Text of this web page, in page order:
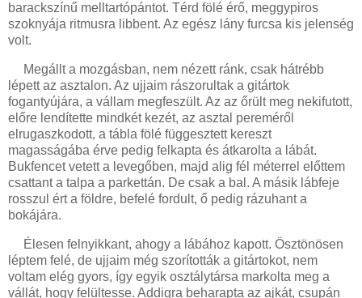
barackszínű melltartópántot. Térd fölé érő, meggypiros
szoknyája ritmusra libbent. Az egész lány furcsa kis jelenség
volt.
Megállt a mozgásban, nem nézett ránk, csak hátrébb
lépett az asztalon. Az ujjaim rászorultak a gitártok
fogantyújára, a vállam megfeszült. Az az őrült meg nekifutott,
előre lendítette mindkét kezét, az asztal pereméről
elrugaszkodott, a tábla fölé függesztett kereszt
magasságába érve pedig felkapta és átkarolta a lábát.
Bukfencet vetett a levegőben, majd alig fél méterrel előttem
csattant a talpa a parkettán. De csak a bal. A másik lábfeje
rosszul ért a földre, befelé fordult, ő pedig rázuhant a
bokájára.
Élesen felnyikkant, ahogy a lábához kapott. Ösztönösen
léptem felé, de ujjaim még szorították a gitártokot, nem
voltam elég gyors, így egyik osztálytársa markolta meg a
vállát, hogy felültesse. Addigra beharapta az ajkát, csupán